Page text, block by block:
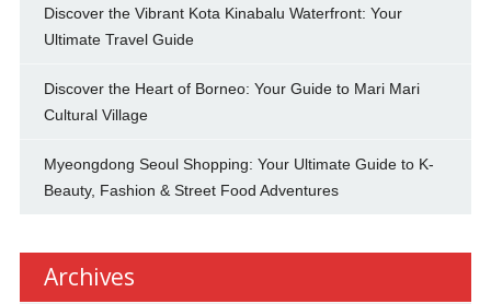
Discover the Vibrant Kota Kinabalu Waterfront: Your
Ultimate Travel Guide
Discover the Heart of Borneo: Your Guide to Mari Mari
Cultural Village
Myeongdong Seoul Shopping: Your Ultimate Guide to K-
Beauty, Fashion & Street Food Adventures
Archives